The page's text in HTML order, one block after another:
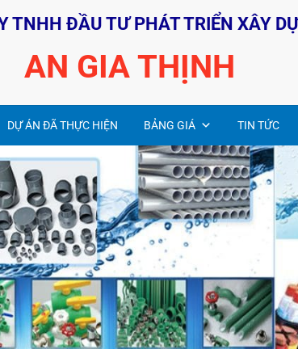
TNHH ĐẦU TƯ PHÁT TRIỂN XÂY
AN GIA THỊNH
DỰ ÁN ĐÃ THỰC HIỆN BẢNG GIÁ TIN TỨC